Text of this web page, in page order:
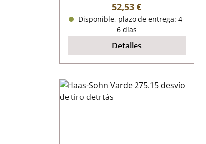
Precio normal:
52,53 €
Disponible, plazo de entrega: 4-
6 días
Detalles